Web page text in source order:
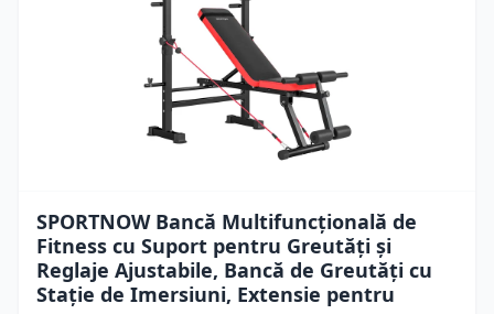
SPORTNOW Bancă Multifuncțională de
Fitness cu Suport pentru Greutăți și
Reglaje Ajustabile, Bancă de Greutăți cu
Stație de Imersiuni, Extensie pentru